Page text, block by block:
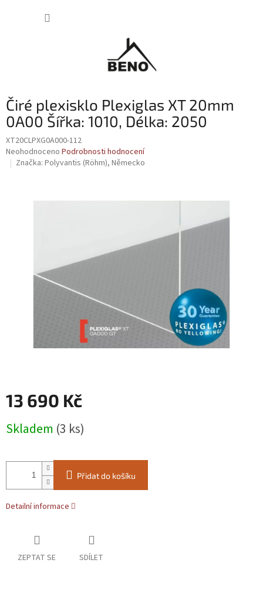
Čiré plexisklo Plexiglas XT 20mm
0A00 Šířka: 1010, Délka: 2050
XT20CLPXG0A000-112
Průměrné
hodnocení
Neohodnoceno Podrobnosti hodnocení
Značka: Polyvantis (Röhm), Německo
13 690 Kč
cena:
Skladem (3 ks)
Přidat do košíku
Detailní informace
ZEPTAT SE SDÍLET